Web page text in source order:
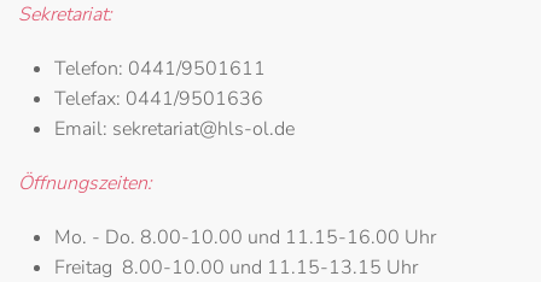
Sekretariat:
Telefon: 0441/9501611
Telefax: 0441/9501636
Email: sekretariat@hls-ol.de
Öffnungszeiten:
Mo. - Do. 8.00-10.00 und 11.15-16.00 Uhr
Freitag 8.00-10.00 und 11.15-13.15 Uhr